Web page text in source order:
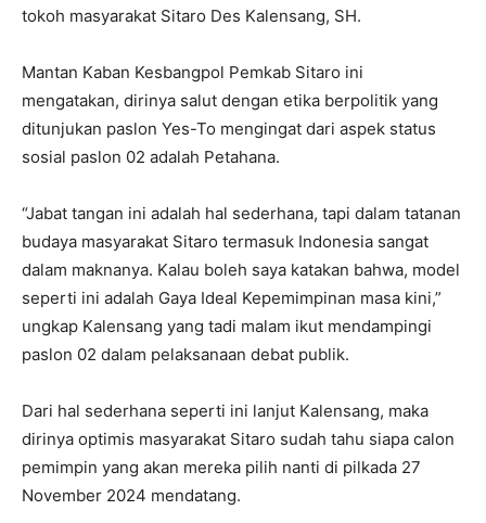
tokoh masyarakat Sitaro Des Kalensang, SH.
Mantan Kaban Kesbangpol Pemkab Sitaro ini
mengatakan, dirinya salut dengan etika berpolitik yang
ditunjukan paslon Yes-To mengingat dari aspek status
sosial paslon 02 adalah Petahana.
“Jabat tangan ini adalah hal sederhana, tapi dalam tatanan
budaya masyarakat Sitaro termasuk Indonesia sangat
dalam maknanya. Kalau boleh saya katakan bahwa, model
seperti ini adalah Gaya Ideal Kepemimpinan masa kini,”
ungkap Kalensang yang tadi malam ikut mendampingi
paslon 02 dalam pelaksanaan debat publik.
Dari hal sederhana seperti ini lanjut Kalensang, maka
dirinya optimis masyarakat Sitaro sudah tahu siapa calon
pemimpin yang akan mereka pilih nanti di pilkada 27
November 2024 mendatang.